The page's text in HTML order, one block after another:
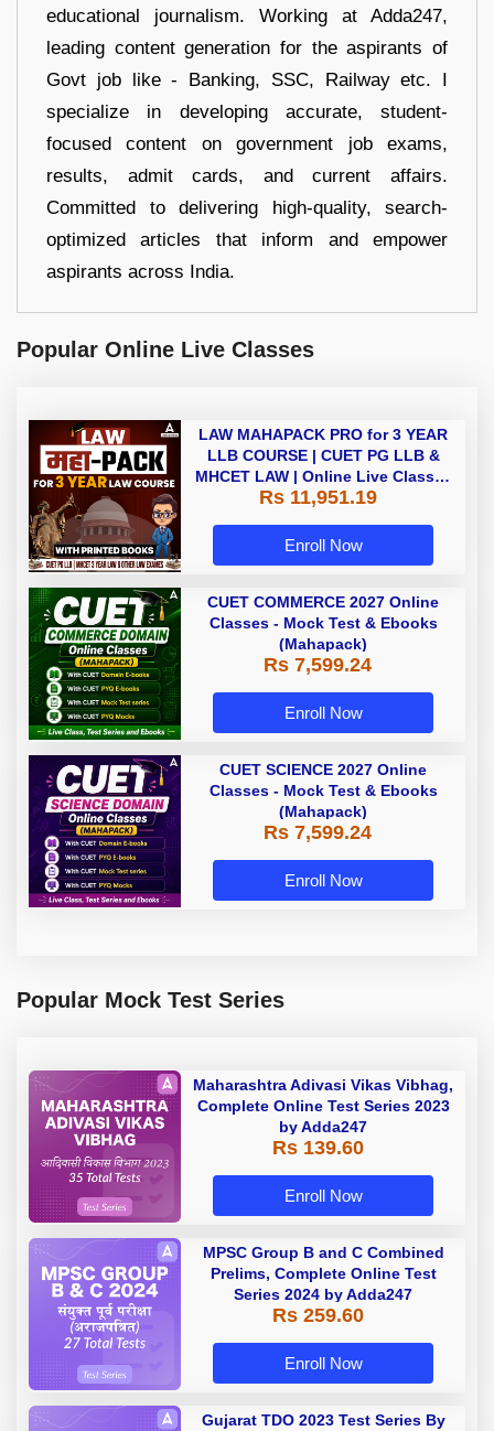
educational journalism. Working at Adda247,
leading content generation for the aspirants of
Govt job like - Banking, SSC, Railway etc. I
specialize in developing accurate, student-
focused content on government job exams,
results, admit cards, and current affairs.
Committed to delivering high-quality, search-
optimized articles that inform and empower
aspirants across India.
Popular Online Live Classes
LAW MAHAPACK PRO for 3 YEAR
LLB COURSE | CUET PG LLB &
MHCET LAW | Online Live Classes
with Printed Books by Adda 247
Rs 11,951.19
Enroll Now
CUET COMMERCE 2027 Online
Classes - Mock Test & Ebooks
(Mahapack)
Rs 7,599.24
Enroll Now
CUET SCIENCE 2027 Online
Classes - Mock Test & Ebooks
(Mahapack)
Rs 7,599.24
Enroll Now
Popular Mock Test Series
Maharashtra Adivasi Vikas Vibhag,
Complete Online Test Series 2023
by Adda247
Rs 139.60
Enroll Now
MPSC Group B and C Combined
Prelims, Complete Online Test
Series 2024 by Adda247
Rs 259.60
Enroll Now
Gujarat TDO 2023 Test Series By